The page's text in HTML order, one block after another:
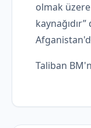
olmak
Taliban